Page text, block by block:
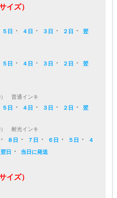
イズ）
５日 ・ ４日 ・ ３日 ・ ２日 ・翌
５日 ・ ４日 ・ ３日 ・ ２日 ・翌
） 普通インキ
５日 ・ ４日 ・ ３日 ・ ２日 ・翌
） 耐光インキ
・ ８日 ・ ７日 ・ ６日 ・ ５日 ・
４
翌日 ・ 当日に発送
イズ）